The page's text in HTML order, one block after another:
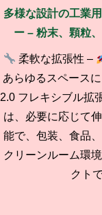
多様な設計の工業
ー – 粉末、顆粒
柔軟な拡張性 –
あらゆるスペース
2.0 フレキシブル拡
は、必要に応じて
能で、包装、食品
クリーンルーム環
クト